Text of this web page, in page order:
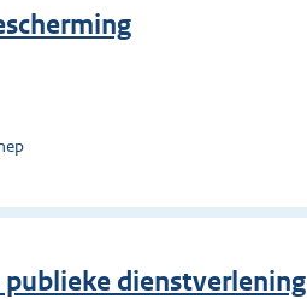
dienstverlening